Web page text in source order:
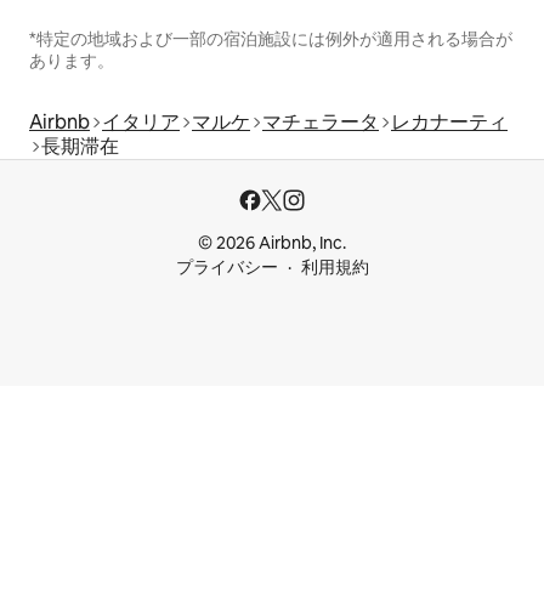
*特定の地域および一部の宿泊施設には例外が適用される場合が
あります。
Airbnb イタリア マルケ マチェラータ
レカナーティ
長期滞在
© 2026 Airbnb, Inc.
プライバシー
利用規約